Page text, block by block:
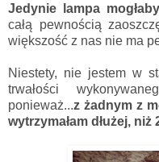
Jedynie lampa
całą pewnością
większość z nas nie ma
Niestety, nie jestem w
trwałości
ponieważ...z żadnym z
wytrzymałam dłużej, niż